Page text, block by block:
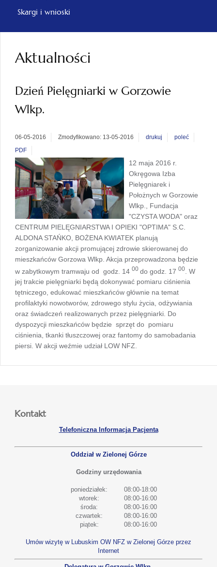
Skargi i wnioski
Aktualności
Dzień Pielęgniarki w Gorzowie
Wlkp.
06-05-2016 Zmodyfikowano: 13-05-2016 drukuj
poleć
PDF
12 maja 2016 r.
Okręgowa Izba
Pielęgniarek i
Położnych w Gorzowie
Wlkp., Fundacja
"CZYSTA WODA" oraz
CENTRUM PIELĘGNIARSTWA I OPIEKI "OPTIMA" S.C.
ALDONA STAŃKO, BOŻENA KWIATEK planują
zorganizowanie akcji promującej zdrowie skierowanej do
mieszkańców Gorzowa Wlkp. Akcja przeprowadzona będzie
w zabytkowym tramwaju od godz. 14 00 do godz. 17 00
. W
jej trakcie pielęgniarki będą dokonywać pomiaru ciśnienia
tętniczego, edukować mieszkańców głównie na temat
profilaktyki nowotworów, zdrowego stylu życia, odżywiania
oraz świadczeń realizowanych przez pielęgniarki. Do
dyspozycji mieszkańców będzie sprzęt do pomiaru
ciśnienia, tkanki tłuszczowej oraz fantomy do samobadania
piersi. W akcji weźmie udział LOW NFZ.
Kontakt
Telefoniczna Informacja Pacjenta
Oddział w Zielonej Górze
Godziny urzędowania
poniedziałek:
08:00-18:00
wtorek:
08:00-16:00
środa:
08:00-16:00
czwartek:
08:00-16:00
piątek:
08:00-16:00
Umów wizytę w Lubuskim OW NFZ w Zielonej Górze przez
Internet